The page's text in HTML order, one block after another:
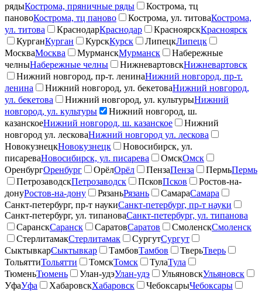
рядыКострома, пряничные ряды
Кострома, тц
пановоКострома, тц паново Кострома, ул. титоваКострома,
ул. титова
КраснодарКраснодар КрасноярскКрасноярск
КурганКурган КурскКурск ЛипецкЛипецк
МоскваМосква МурманскМурманск
Набережные
челныНабережные челны НижневартовскНижневартовск
Нижний новгород, пр-т. ленинаНижний новгород, пр-т.
ленина
Нижний новгород, ул. бекетоваНижний новгород,
ул. бекетова
Нижний новгород, ул. культурыНижний
новгород, ул. культуры
Нижний новгород, ш.
казанскоеНижний новгород, ш. казанское
Нижний
новгород ул. лесковаНижний новгород ул. лескова
НовокузнецкНовокузнецк
Новосибирск, ул.
писареваНовосибирск, ул. писарева ОмскОмск
ОренбургОренбург ОрёлОрёл ПензаПенза ПермьПермь
ПетрозаводскПетрозаводск ПсковПсков
Ростов-на-
донуРостов-на-дону РязаньРязань СамараСамара
Санкт-петербург, пр-т наукиСанкт-петербург, пр-т науки
Санкт-петербург, ул. типановаСанкт-петербург, ул. типанова
СаранскСаранск СаратовСаратов СмоленскСмоленск
СтерлитамакСтерлитамак СургутСургут
СыктывкарСыктывкар ТамбовТамбов ТверьТверь
ТольяттиТольятти ТомскТомск ТулаТула
ТюменьТюмень Улан-удэУлан-удэ УльяновскУльяновск
УфаУфа ХабаровскХабаровск ЧебоксарыЧебоксары